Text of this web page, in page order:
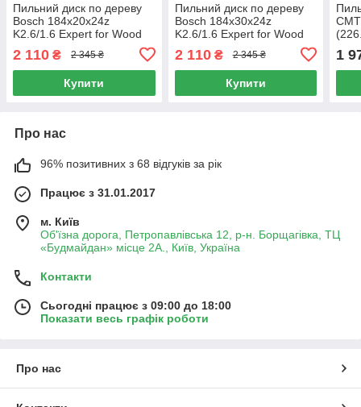
Пильний диск по дереву
Bosch 184x20x24z
K2.6/1.6 Expert for Wood
2 110 ₴ 2 345 ₴
Купити
Пильний диск по дереву
Bosch 184x30x24z
K2.6/1.6 Expert for Wood
2 110₴ 2 345 ₴
Купити
СМТ
1
Про нас
96% позитивних з 68 відгуків за рік
Працює з 31.01.2017
м. Київ
Об'їзна дорога, Петропавлівська 12, р-н. Борщагівка, ТЦ
«Будмайдан» місце 2А., Київ, Україна
Контакти
Сьогодні працює з 09:00 до 18:00
Показати весь графік роботи
Про нас